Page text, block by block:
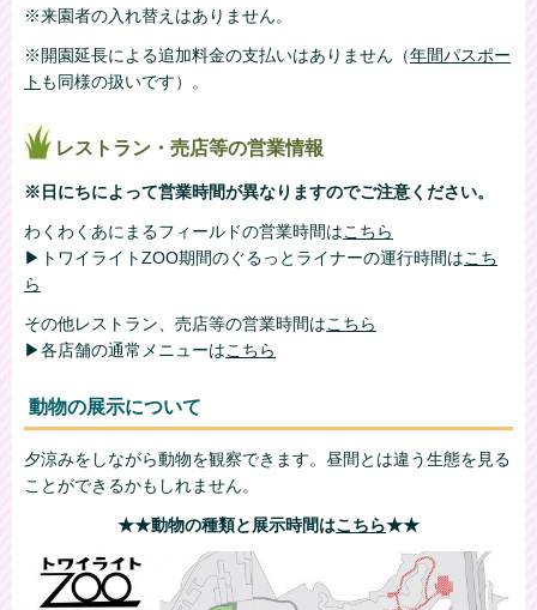
※来園者の入れ替えはありません。
※開園延長による追加料金の支払いはありません（年間パスポー
ト も同様の扱いです）。
レストラン・売店等の営業情報
※日にちによって営業時間が異なりますのでご注意ください。
わくわくあにまるフィールドの営業時間はこちら
▶トワイライトZOO期間のぐるっとライナーの運行時間はこち
ら
その他レストラン、売店等の営業時間はこちら
▶各店舗の通常メニューはこちら
動物の展示について
夕涼みをしながら動物を観察できます。昼間とは違う生態を見る
ことができるかもしれません。
★★動物の種類と展示時間はこちら★★